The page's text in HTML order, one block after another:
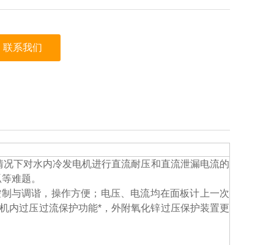
联系我们
况下对水内冷发电机进行直流耐压和直流泄漏电流的
难题。
与调谐，操作方便；电压、电流均在面板计上一次
内过压过流保护功能*，外附氧化锌过压保护装置更